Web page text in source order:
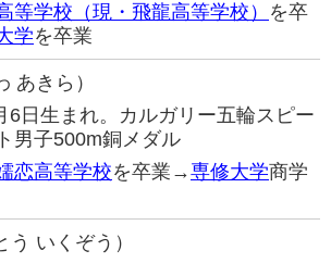
等学校（現・飛龍高等学校） を卒
学を卒業
あきら）
6日生まれ。カルガリー五輪スピー
男子500m銅メダル
恋高等学校を卒業→専修大学商学
う いくぞう）